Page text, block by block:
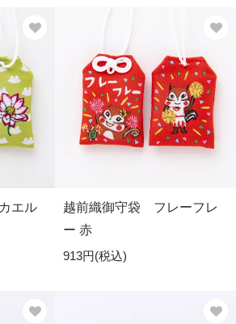
エル
越前織御守袋 フレーフレ
ー 赤
913円(税込)